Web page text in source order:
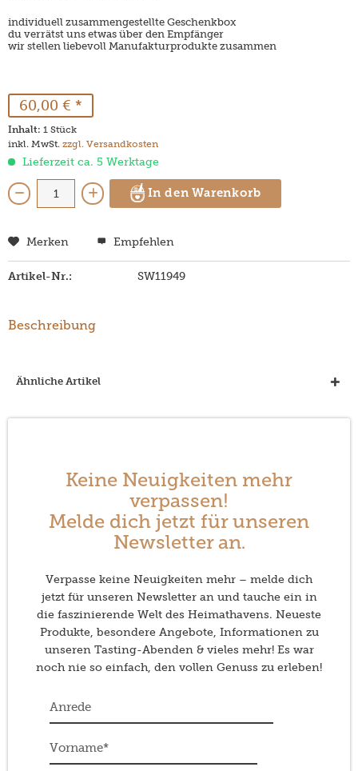
individuell zusammengestellte Geschenkbox
du verrätst uns etwas über den Empfänger
wir stellen liebevoll Manufakturprodukte zusammen
60,00 € *
Inhalt: 1 Stück
inkl. MwSt. zzgl. Versandkosten
Lieferzeit ca. 5 Werktage
In den Warenkorb
Merken Empfehlen
Artikel-Nr.: SW11949
Beschreibung
Ähnliche Artikel
Keine Neuigkeiten mehr
verpassen!
Melde dich jetzt für unseren
Newsletter an.
Verpasse keine Neuigkeiten mehr – melde dich
jetzt für unseren Newsletter an und tauche ein in
die faszinierende Welt des Heimathavens. Neueste
Produkte, besondere Angebote, Informationen zu
unseren Tasting-Abenden & vieles mehr! Es war
noch nie so einfach, den vollen Genuss zu erleben!